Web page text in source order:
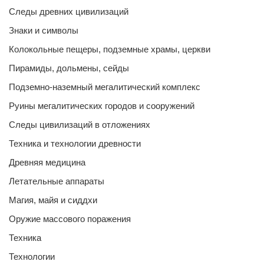
Следы древних цивилизаций
Знаки и символы
Колокольные пещеры, подземные храмы, церкви
Пирамиды, дольмены, сейды
Подземно-наземный мегалитический комплекс
Руины мегалитических городов и сооружений
Следы цивилизаций в отложениях
Техника и технологии древности
Древняя медицина
Летательные аппараты
Магия, майя и сиддхи
Оружие массового поражения
Техника
Технологии